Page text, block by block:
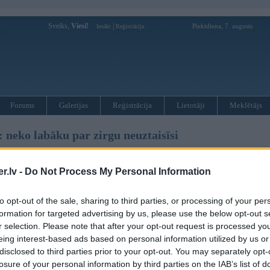
- Do Not Process My Personal Information
opt-out of the sale, sharing to third parties, or processing of your
for targeted advertising by us, please use the below opt-out
selection. Please note that after your opt-out request is processed
interest-based ads based on personal information utilized by us
to third parties prior to your opt-out. You may separately
of your personal information by third parties on the IAB’s list of
Sveiks, Viesi! Ienākt Reģistrācija Piektdiena, 7. augusts
Forums Galerijas Reģistrācija Lietotāji Meklētājs
neko labāku par zirgu neuztaisīsi
pieljaavis rupju stila kljuudu!!! Atrodi nu!
17:56